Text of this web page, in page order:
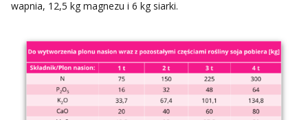
wapnia, 12,5 kg magnezu i 6 kg siarki.